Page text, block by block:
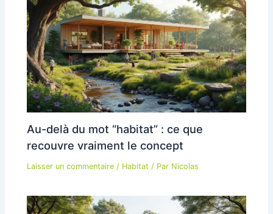
Au-delà du mot “habitat” : ce que
recouvre vraiment le concept
Laisser un commentaire / Habitat / Par Nicolas